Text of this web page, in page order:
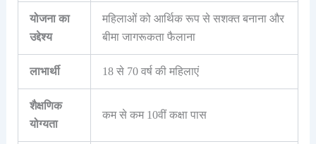
योजना का
उद्देश्य
महिलाओं को आर्थिक रूप से सशक्त बनाना और
बीमा जागरूकता फैलाना
लाभार्थी 18 से 70 वर्ष की महिलाएं
शैक्षणिक
योग्यता
कम से कम 10वीं कक्षा पास